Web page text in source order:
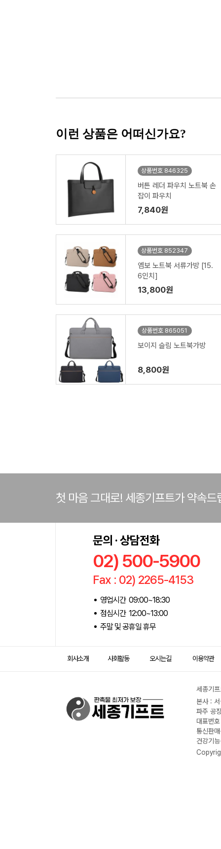
이런 상품은 어떠신가요?
상품번호 846325
버튼 레더 파우치 노트북 손
잡이 파우치
7,840원
상품번호 852347
엠보 노트북 서류가방 [15.
6인치]
13,800원
상품번호 865051
보이지 슬림 노트북가방
8,800원
첫 마음 그대로! 세종기프트가 약속드
문의 · 상담전화
02) 500-5900
Fax : 02) 2265-4153
영업시간 09:00~18:30
점심시간 12:00~13:00
주말 및 공휴일 휴무
회사소개 사회활동 오시는길 이용약관
세종기
본사 :
파주 공
대표번
통신판
건강기